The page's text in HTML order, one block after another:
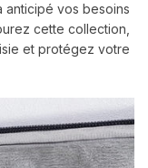
anticipé vos besoins
cette collection,
et protégez votre